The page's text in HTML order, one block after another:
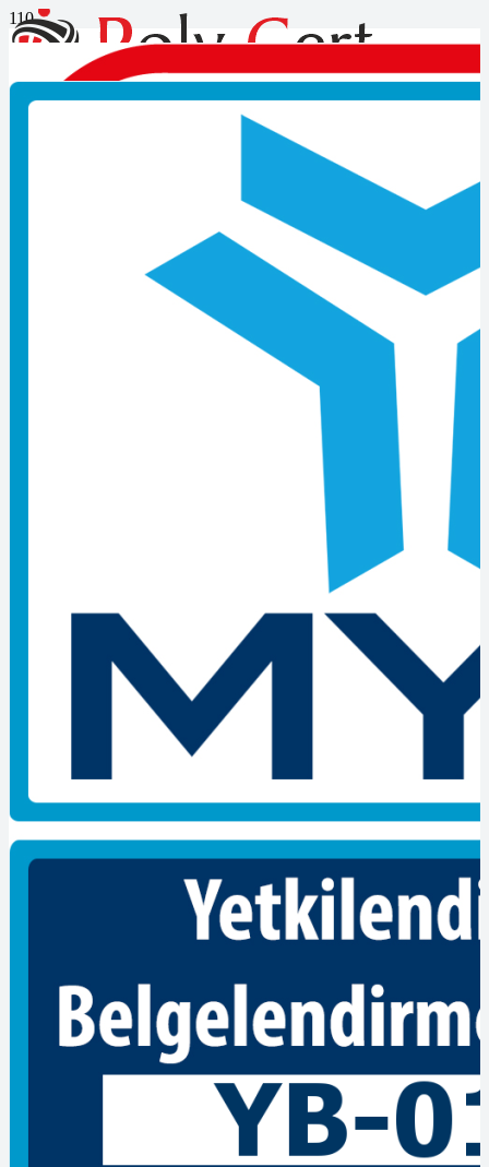
Elektrik Tesisatçısı Seviye-5
mesleki yeterlilik belgesi için
gereken evraklar?
Elektrik Tesisatçısı Seviye-5 mesleki yeterlilik belgesi için
Belgeyi alabilmek için gerekli şartları yazımızda
Mesleği yapmasına engel teşkil eden bir fiziksel engeli olması
durumunda başvuru kabul edilmez.
Elektrik Tesisatçısı Seviye-5 mesleki yeterlilik belgesi için
gereken evraklar?
konusunda sizlerin sorularına cevap veriyoruz.
SINAV ve DEĞERLENDİRME
4 seçenekli çoktan seçmeli ve yazılı sınav uygulanır. Sınavda yanlış
cevaplandırılan sorulardan puan azaltılması gibi bir durum yapılmaz.
Her soru için ortalama bir dakika zaman verilir. Yazılı sınavda A1
birimine ait soruların en az %60’ından, B1 birimine ait soruların en
az %50’sinden başarı sağlanmalıdır.
Yeterliliğin elde edilmesi için A1 ve kaynak yöntem konusunu
içeren seçmeli yeterlilik birim/birimlerinin sınavından başarılı
bölümden/bölümlerden bir yıl içerisinde tekrar sınava girebilir.
Yeterlilik birimlerinin geçerlilik süresi birimin başarıldığı tarihten
itibaren 2 yıldır. Adayın kendi ve diğer kişilerin can güvenliğini
tehlikeye sokacak bir davranış göstermesi halinde sınava son verilir.
Belge hakkında 6 ayda bir gözlem yapılarak düzen sağlanır.
Mesleki Yeterlilik Kurumu tarafından yayınlanan; Geçerlilik Süresi
Dolan Mesleki Yeterlilik Belgelerinin Yenilenmesi Faaliyetlerine